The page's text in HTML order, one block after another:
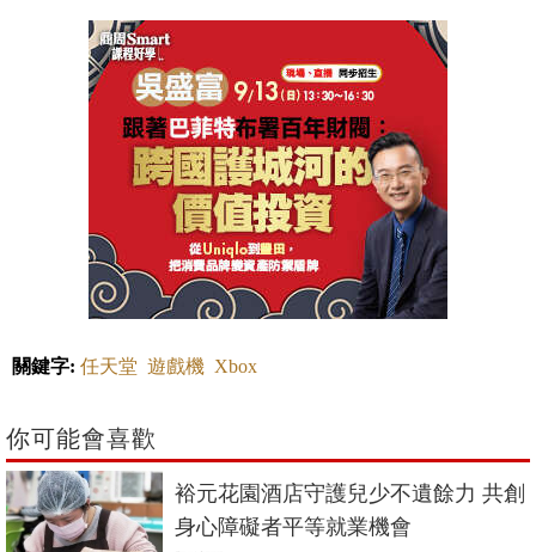
關鍵字: 任天堂 遊戲機 Xbox
你可能會喜歡
裕元花園酒店守護兒少不遺餘力 共創
身心障礙者平等就業機會